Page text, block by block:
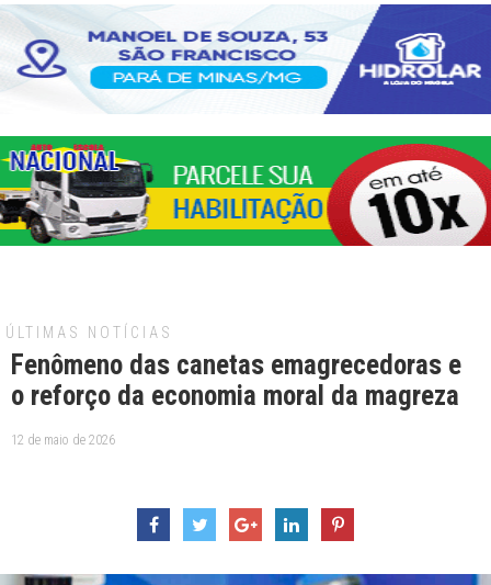
ÚLTIMAS NOTÍCIAS
Fenômeno das canetas emagrecedoras e
o reforço da economia moral da magreza
12 de maio de 2026